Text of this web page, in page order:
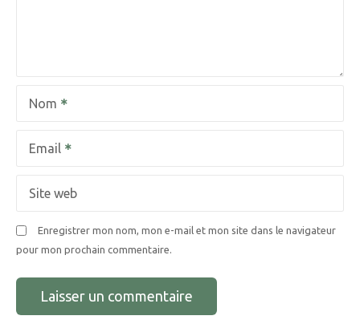
t
i
c
l
Nom
Email
Site web
Enregistrer mon nom, mon e-mail et mon site dans le navigateur
pour mon prochain commentaire.